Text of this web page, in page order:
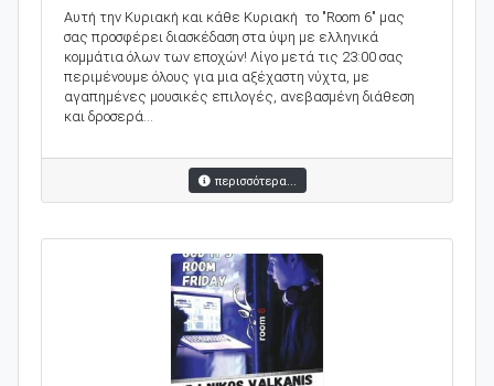
Αυτή την Κυριακή και κάθε Κυριακή το "Room 6" μας
σας προσφέρει διασκέδαση στα ύψη με ελληνικά
κομμάτια όλων των εποχών! Λίγο μετά τις 23:00 σας
περιμένουμε όλους για μια αξέχαστη νύχτα, με
αγαπημένες μουσικές επιλογές, ανεβασμένη διάθεση
και δροσερά...
περισσότερα...